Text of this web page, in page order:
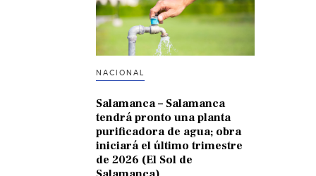
NACIONAL
Salamanca – Salamanca
tendrá pronto una planta
purificadora de agua; obra
iniciará el último trimestre
de 2026 (El Sol de